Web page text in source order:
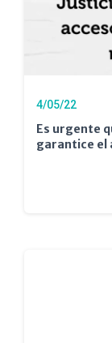
4/05/22
Es urgente
garantice el